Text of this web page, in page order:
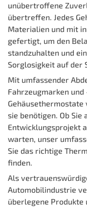
unübertroffene
übertreffen. Jedes
Materialien und mit
gefertigt, um den
standzuhalten und
Sorglosigkeit auf der
Mit umfassender
Fahrzeugmarken
Gehäusethermostate
sie benötigen. Ob Sie
Entwicklungsprojekt
warten, unser
Sie das richtige
finden.
Als
Automobilindustrie
überlegene